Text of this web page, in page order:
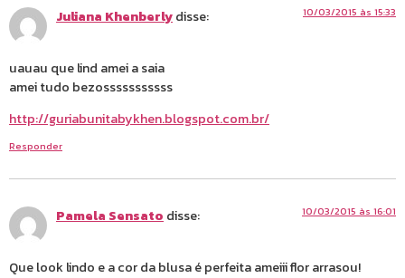
Juliana Khenberlydisse: 10/03/2015 às 15:33
uauau que lind amei a saia
amei tudo bezosssssssssss
http://guriabunitabykhen.blogspot.com.br/
Responder
Pamela Sensatodisse: 10/03/2015 às 16:01
Que look lindo e a cor da blusa é perfeita ameiii flor arrasou!